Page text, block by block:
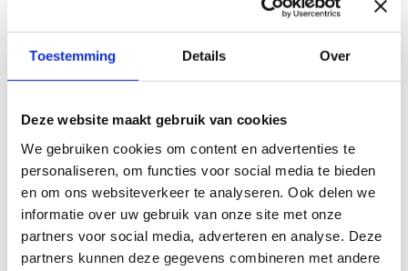
Toestemming Details Over
Deze website maakt gebruik van cookies
We gebruiken cookies om content en advertenties te
personaliseren, om functies voor social media te bieden
en om ons websiteverkeer te analyseren. Ook delen we
informatie over uw gebruik van onze site met onze
partners voor social media, adverteren en analyse. Deze
partners kunnen deze gegevens combineren met andere
Senzer live met het ATS systeem en werken-
bij website
Als werkbedrijf voor de arbeidsmarktregio Helmond-
De Peel voert Senzer de Participatiewet uit voor zeven
gemeenten. Ze bedienen daarmee een regio met
250.000 inwoners. Via Senzer werken er ruim 2.000…